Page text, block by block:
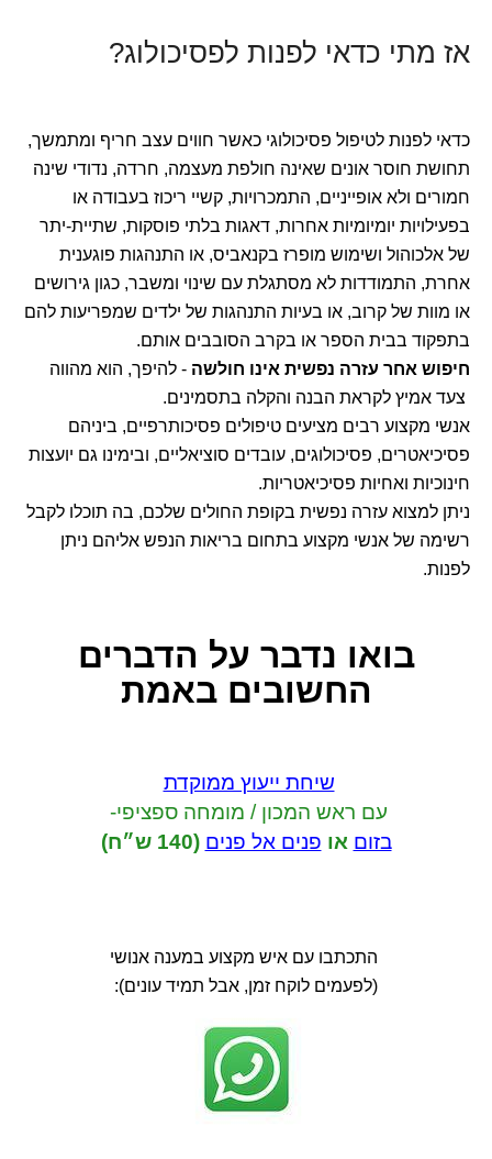
אז מתי כדאי לפנות לפסיכולוג?
כדאי לפנות לטיפול פסיכולוגי כאשר חווים עצב חריף ומתמשך,
תחושת חוסר אונים שאינה חולפת מעצמה, חרדה, נדודי שינה
חמורים ולא אופייניים, התמכרויות, קשיי ריכוז בעבודה או
בפעילויות יומיומיות אחרות, דאגות בלתי פוסקות, שתיית-יתר
של אלכוהול ושימוש מופרז בקנאביס, או התנהגות פוגענית
אחרת, התמודדות לא מסתגלת עם שינוי ומשבר, כגון גירושים
או מוות של קרוב, או בעיות התנהגות של ילדים שמפריעות להם
בתפקוד בבית הספר או בקרב הסובבים אותם.
חיפוש אחר עזרה נפשית אינו חולשה - להיפך, הוא מהווה
צעד אמיץ לקראת הבנה והקלה בתסמינים.
אנשי מקצוע רבים מציעים טיפולים פסיכותרפיים, ביניהם
פסיכיאטרים, פסיכולוגים, עובדים סוציאליים, ובימינו גם יועצות
חינוכיות ואחיות פסיכיאטריות.
ניתן למצוא עזרה נפשית בקופת החולים שלכם, בה תוכלו לקבל
רשימה של אנשי מקצוע בתחום בריאות הנפש אליהם ניתן
לפנות.
בואו נדבר על הדברים
החשובים באמת
שיחת ייעוץ ממוקדת
עם ראש המכון / מומחה ספציפי-
בזום או פנים אל פנים (140 ש״ח)
התכתבו עם איש מקצוע במענה אנושי
(לפעמים לוקח זמן, אבל תמיד עונים):